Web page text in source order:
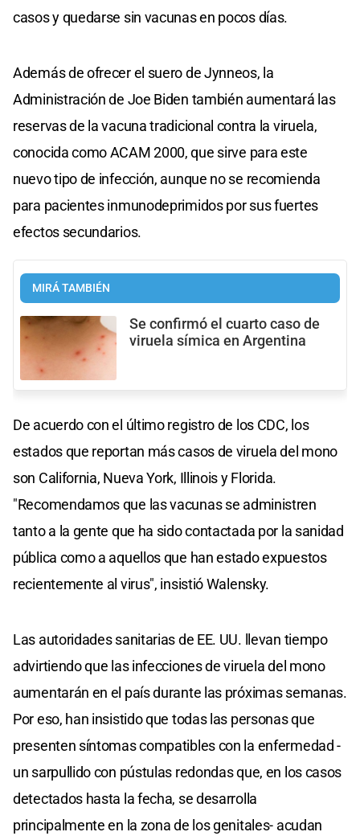
casos y quedarse sin vacunas en pocos días.
Además de ofrecer el suero de Jynneos, la
Administración de Joe Biden también aumentará las
reservas de la vacuna tradicional contra la viruela,
conocida como ACAM 2000, que sirve para este
nuevo tipo de infección, aunque no se recomienda
para pacientes inmunodeprimidos por sus fuertes
efectos secundarios.
MIRÁ TAMBIÉN
Se confirmó el cuarto caso de
viruela símica en Argentina
De acuerdo con el último registro de los CDC, los
estados que reportan más casos de viruela del mono
son California, Nueva York, Illinois y Florida.
"Recomendamos que las vacunas se administren
tanto a la gente que ha sido contactada por la sanidad
pública como a aquellos que han estado expuestos
recientemente al virus", insistió Walensky.
Las autoridades sanitarias de EE. UU. llevan tiempo
advirtiendo que las infecciones de viruela del mono
aumentarán en el país durante las próximas semanas.
Por eso, han insistido que todas las personas que
presenten síntomas compatibles con la enfermedad -
un sarpullido con pústulas redondas que, en los casos
detectados hasta la fecha, se desarrolla
principalmente en la zona de los genitales- acudan